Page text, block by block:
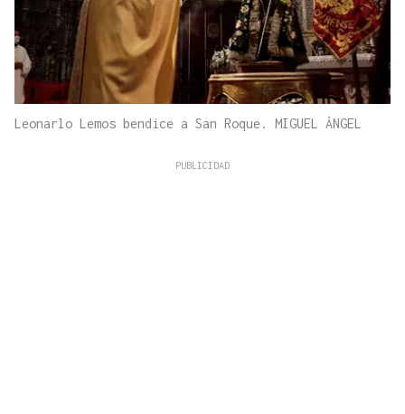
Leonarlo Lemos bendice a San Roque. MIGUEL ÁNGEL